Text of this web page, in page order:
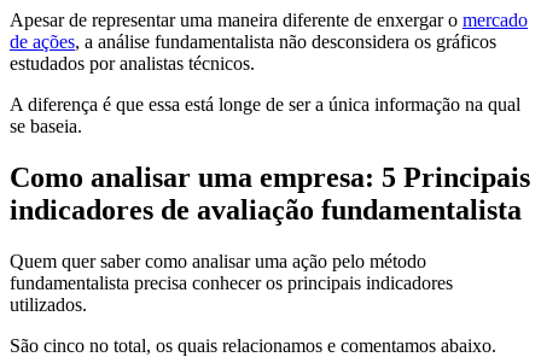
Apesar de representar uma maneira diferente de enxergar o mercado
de ações, a análise fundamentalista não desconsidera os gráficos
estudados por analistas técnicos.
A diferença é que essa está longe de ser a única informação na qual
se baseia.
Como analisar uma empresa: 5 Principais
indicadores de avaliação fundamentalista
Quem quer saber como analisar uma ação pelo método
fundamentalista precisa conhecer os principais indicadores
utilizados.
São cinco no total, os quais relacionamos e comentamos abaixo.